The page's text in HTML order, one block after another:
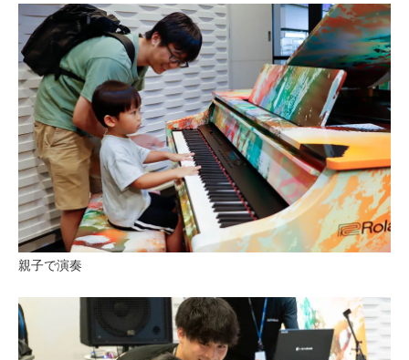
親子で演奏